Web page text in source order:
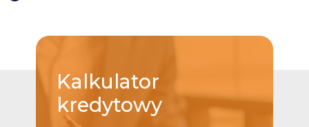
Kalkulator
kredytowy